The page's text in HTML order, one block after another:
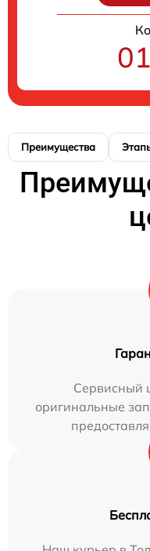
Преимущества
Сервисный
оригинальные